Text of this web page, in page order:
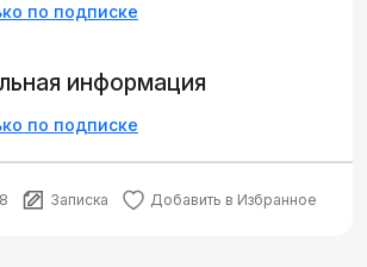
по подписке
информация
по подписке
8 Записка Добавить в Избранное